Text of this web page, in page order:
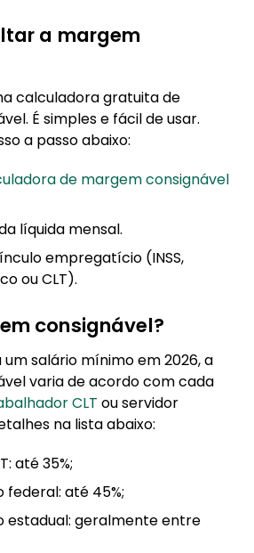
a margem
calculadora gratuita de
É simples e fácil de usar.
a passo abaixo:
de margem consignável
líquida mensal.
empregatício (INSS,
ou CLT).
consignável?
salário mínimo em 2026, a
varia de acordo com cada
CLT ou servidor
na lista abaixo:
até 35%;
federal: até 45%;
estadual: geralmente entre